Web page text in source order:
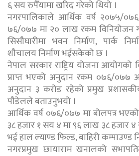
६ सय रुपैँयामा खरिद गरेको थियो ।
नगरपालिकाले आर्थिक वर्ष २०७५/
७६/०७७ मा २० लाख रकम विनियोजन
सिसौघारीमा भवन निर्माण, पार्क
शौचालय निर्माण भईसकेको छ ।
नेपाल सरकार राष्ट्रिय योजना
प्राप्त भएको अनुदान रकम ०७६/
अनुदान ३ करोड रहेको प्रमुख
पौडेलले बताउनुभयो ।
आर्थिक वर्ष ०७६/०७७ मा बोलपत्र
३८ हजार १ सय ४ मा ९६ लाख ३८ हजार
भई हाल ल्याण्ड फिल्ड, बाहिरी कम्पाउण्ड
नगरप्रमुख छायाराम खनालको